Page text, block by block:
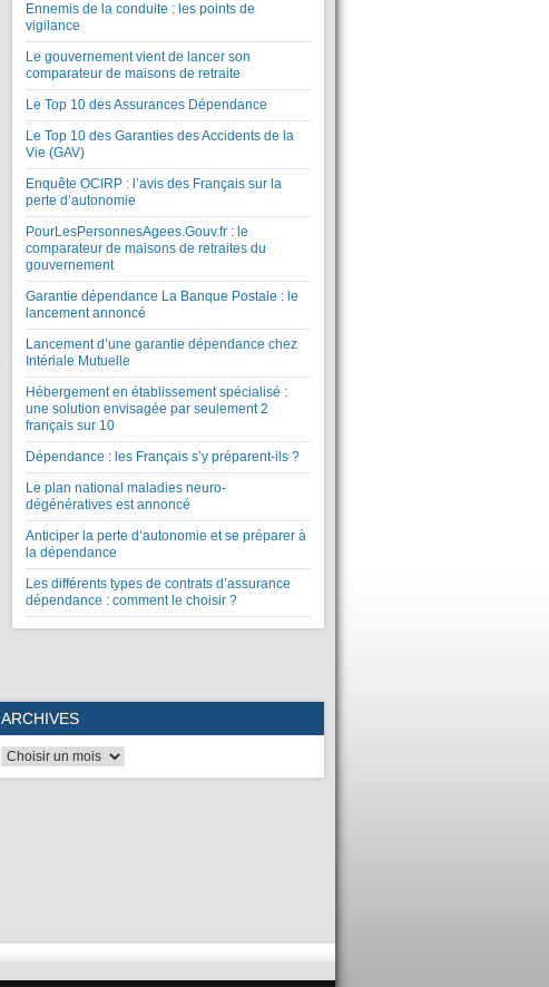
Ennemis de la conduite : les points de
vigilance
Le gouvernement vient de lancer son
comparateur de maisons de retraite
Le Top 10 des Assurances Dépendance
Le Top 10 des Garanties des Accidents de la
Vie (GAV)
Enquête OCIRP : l’avis des Français sur la
perte d’autonomie
PourLesPersonnesAgees.Gouv.fr : le
comparateur de maisons de retraites du
gouvernement
Garantie dépendance La Banque Postale : le
lancement annoncé
Lancement d’une garantie dépendance chez
Intériale Mutuelle
Hébergement en établissement spécialisé :
une solution envisagée par seulement 2
français sur 10
Dépendance : les Français s’y préparent-ils ?
Le plan national maladies neuro-
dégénératives est annoncé
Anticiper la perte d’autonomie et se préparer à
la dépendance
Les différents types de contrats d’assurance
dépendance : comment le choisir ?
ARCHIVES